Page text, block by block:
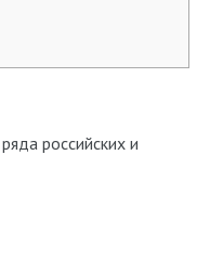
российских и